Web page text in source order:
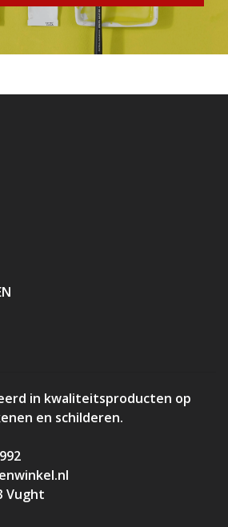
in kwaliteitsproducten op
en schilderen.
Vught